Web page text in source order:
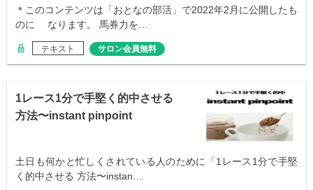
＊このコンテンツは「おとなの部活」で2022年2月に公開したも
のに なります。 馬券力を…
テキスト サロン会員無料
1レース1分で手堅く的中させる
方法〜instant pinpoint
土日も何かと忙しくされている人のために「1レース1分で手堅
く的中させる 方法〜instan…